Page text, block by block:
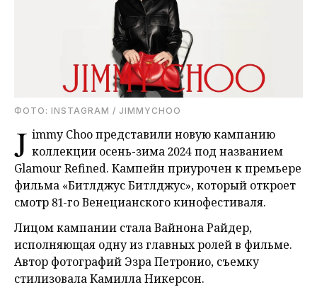
ФОТО: INSTAGRAM / JIMMYCHOO
J immy Choo представили новую кампанию
коллекции осень-зима 2024 под названием
Glamour Refined. Кампейн приурочен к премьере
фильма «Битлджус Битлджус», который откроет
смотр 81-го Венецианского кинофестиваля.
Лицом кампании стала Вайнона Райдер,
исполняющая одну из главных ролей в фильме.
Автор фотографий Эзра Петронио, съемку
стилизовала Камилла Никерсон.